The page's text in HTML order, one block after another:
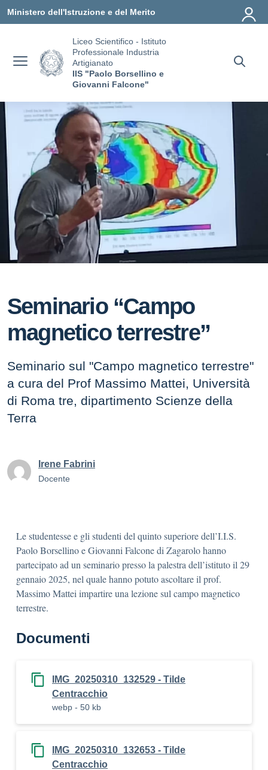
Ministero dell'Istruzione e del Merito
Liceo Scientifico - Istituto
Professionale Industria
Artigianato
IIS "Paolo Borsellino e
Giovanni Falcone"
Seminario “Campo
magnetico terrestre”
Seminario sul "Campo magnetico terrestre"
a cura del Prof Massimo Mattei, Università
di Roma tre, dipartimento Scienze della
Terra
Irene Fabrini
Docente
Le studentesse e gli studenti del quinto superiore dell’I.I.S.
Paolo Borsellino e Giovanni Falcone di Zagarolo hanno
partecipato ad un seminario presso la palestra dell’istituto il 29
gennaio 2025, nel quale hanno potuto ascoltare il prof.
Massimo Mattei impartire una lezione sul campo magnetico
terrestre.
Documenti
IMG_20250310_132529 - Tilde
Centracchio
webp - 50 kb
IMG_20250310_132653 - Tilde
Centracchio